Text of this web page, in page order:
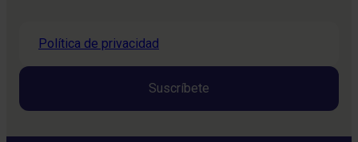
Política de privacidad